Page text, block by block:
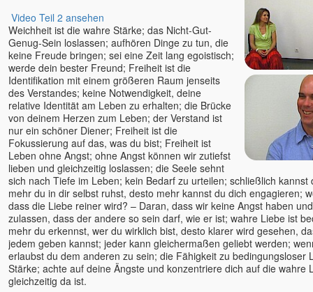
Video Teil 2 ansehen
Weichheit ist die wahre Stärke; das Nicht-Gut-
Genug-Sein loslassen; aufhören Dinge zu tun, die
keine Freude bringen; sei eine Zeit lang egoistisch;
werde dein bester Freund; Freiheit ist die
Identifikation mit einem größeren Raum jenseits
des Verstandes; keine Notwendigkeit, deine
relative Identität am Leben zu erhalten; die Brücke
von deinem Herzen zum Leben; der Verstand ist
nur ein schöner Diener; Freiheit ist die
Fokussierung auf das, was du bist; Freiheit ist
Leben ohne Angst; ohne Angst können wir zutiefst
lieben und gleichzeitig loslassen; die Seele sehnt
sich nach Tiefe im Leben; kein Bedarf zu urteilen; schließlich kannst
mehr du in dir selbst ruhst, desto mehr kannst du dich engagieren;
dass die Liebe reiner wird? – Daran, dass wir keine Angst haben
zulassen, dass der andere so sein darf, wie er ist; wahre Liebe ist
mehr du erkennst, wer du wirklich bist, desto klarer wird gesehen,
jedem geben kannst; jeder kann gleichermaßen geliebt werden;
erlaubst du dem anderen zu sein; die Fähigkeit zu bedingungsloser
Stärke; achte auf deine Ängste und konzentriere dich auf die wahre
gleichzeitig da ist.